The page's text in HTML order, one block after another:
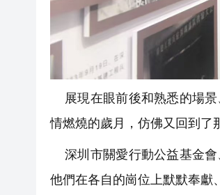
展現在眼前後和熟悉的場景
情燃燒的歲月，仿佛又回到了
深圳市關愛行動公益基金會
他們在各自的崗位上默默奉獻